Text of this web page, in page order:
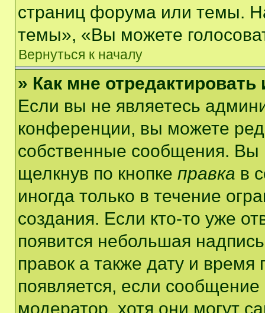
страниц форума или темы.
темы», «Вы можете
Вернуться к началу
» Как мне
Если вы не являетесь
конференции, вы можете
собственные сообщения. Вы
щелкнув по кнопке правка в
иногда только в течение
создания. Если кто-то уже
появится небольшая
правок а также дату и
появляется, если
модератор, хотя они могут